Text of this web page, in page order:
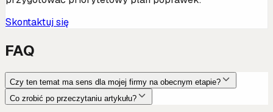
Skontaktuj się
FAQ
Czy ten temat ma sens dla mojej firmy na obecnym etapie?
Co zrobić po przeczytaniu artykułu?